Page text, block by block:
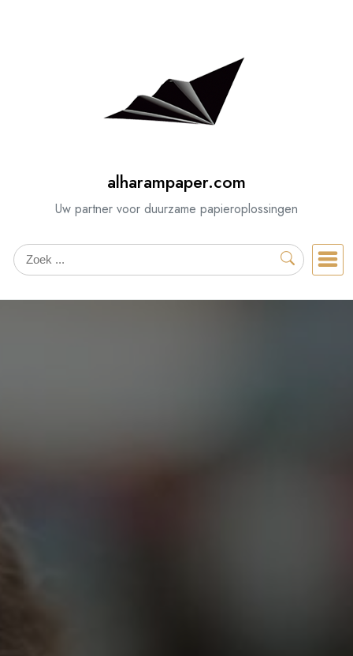
alharampaper.com
Uw partner voor duurzame papieroplossingen